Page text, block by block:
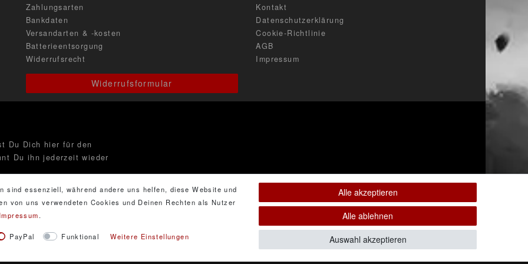
Zahlungsarten
Bankdaten
Versandarten & -kosten
Batterieentsorgung
Widerrufsrecht
Widerrufsformular
Kontakt
Datenschutzerklärung
Cookie-Richtlinie
AGB
Impressum
Du Dich hier für den
Du ihn jederzeit wieder
essenziell, während andere uns helfen, diese Website und
von uns verwendeten Cookies und Deinen Rechten als Nutzer
Impressum.
PayPal Funktional Weitere Einstellungen
Alle akzeptieren
Alle ablehnen
Auswahl akzeptieren